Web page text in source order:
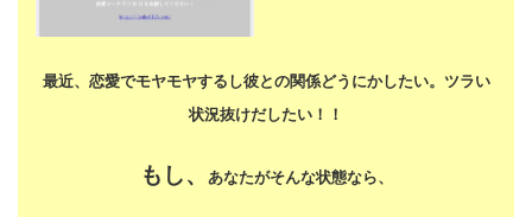
最近、恋愛でモヤモヤするし彼との関係どうにかしたい。 ツラい
状況抜けだしたい！！
もし、 あなたがそんな状態なら、